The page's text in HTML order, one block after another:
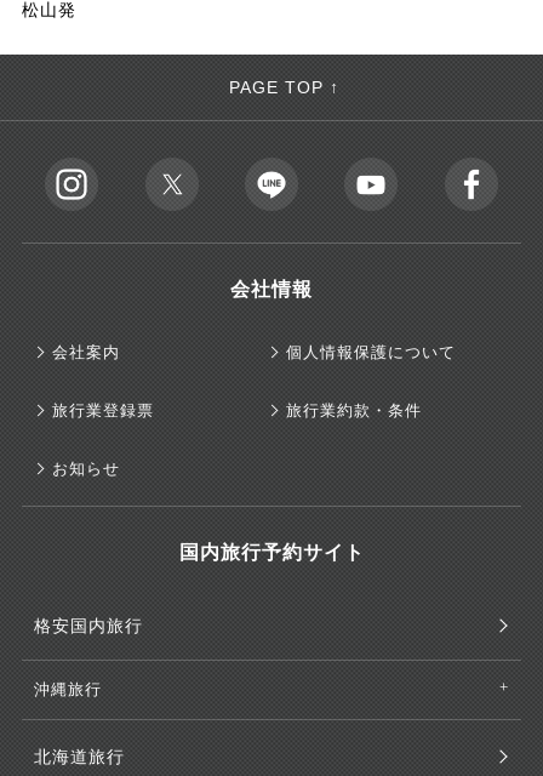
松山発
PAGE TOP ↑
会社情報
会社案内 個人情報保護について
旅行業登録票 旅行業約款・条件
お知らせ
国内旅行予約サイト
格安国内旅行
沖縄旅行
北海道旅行